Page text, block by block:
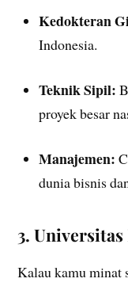
Kedokteran
Indonesia.
Teknik Sipil:
proyek besar
Manajemen:
dunia bisnis
3.
Kalau kamu minat